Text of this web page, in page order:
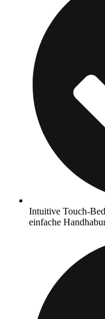
Intuitive Touch-
einfache